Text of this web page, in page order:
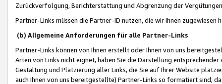
Zurückverfolgung, Berichterstattung und Abgrenzung der
Partner-Links müssen die Partner-ID nutzen, die wir Ihnen zugewiesen
(b) Allgemeine Anforderungen für alle Partner-Links
Partner-Links können von Ihnen erstellt oder Ihnen von uns
Arten von Links nicht eignet, haben Sie die Darstellung
Gestaltung und Platzierung aller Links, die Sie auf Ihrer Website
auch Ihnen von uns bereitgestellte) Partner-Links so formatiert sind,